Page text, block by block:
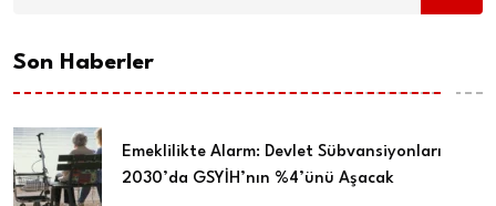
Son Haberler
Emeklilikte Alarm: Devlet Sübvansiyonları
2030’da GSYİH’nın %4’ünü Aşacak